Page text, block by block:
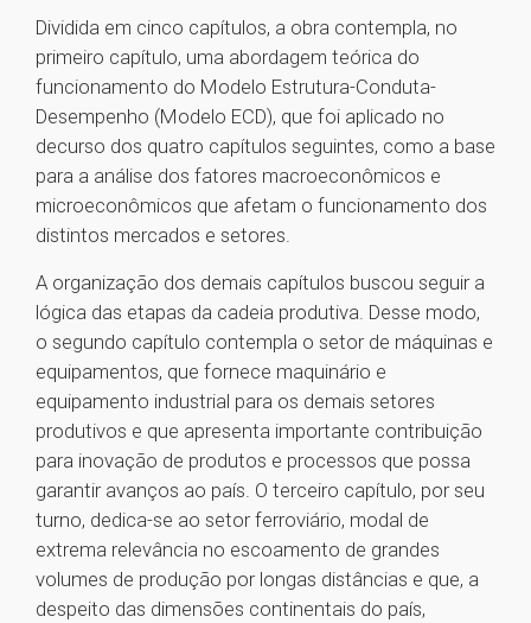
Dividida em cinco capítulos, a obra contempla, no
primeiro capítulo, uma abordagem teórica do
funcionamento do Modelo Estrutura-Conduta-
Desempenho (Modelo ECD), que foi aplicado no
decurso dos quatro capítulos seguintes, como a base
para a análise dos fatores macroeconômicos e
microeconômicos que afetam o funcionamento dos
distintos mercados e setores.
A organização dos demais capítulos buscou seguir a
lógica das etapas da cadeia produtiva. Desse modo,
o segundo capítulo contempla o setor de máquinas e
equipamentos, que fornece maquinário e
equipamento industrial para os demais setores
produtivos e que apresenta importante contribuição
para inovação de produtos e processos que possa
garantir avanços ao país. O terceiro capítulo, por seu
turno, dedica-se ao setor ferroviário, modal de
extrema relevância no escoamento de grandes
volumes de produção por longas distâncias e que, a
despeito das dimensões continentais do país,